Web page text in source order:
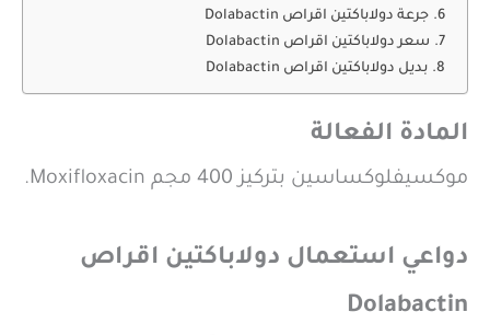
جرعة دولاباكتين اقراص Dolabactin
سعر دولاباكتين اقراص Dolabactin
بديل دولاباكتين اقراص Dolabactin
المادة الفعالة
موكسيفلوكساسين بتركيز 400 مجم Moxifloxacin.
دواعي استعمال دولاباكتين اقراص
Dolabactin